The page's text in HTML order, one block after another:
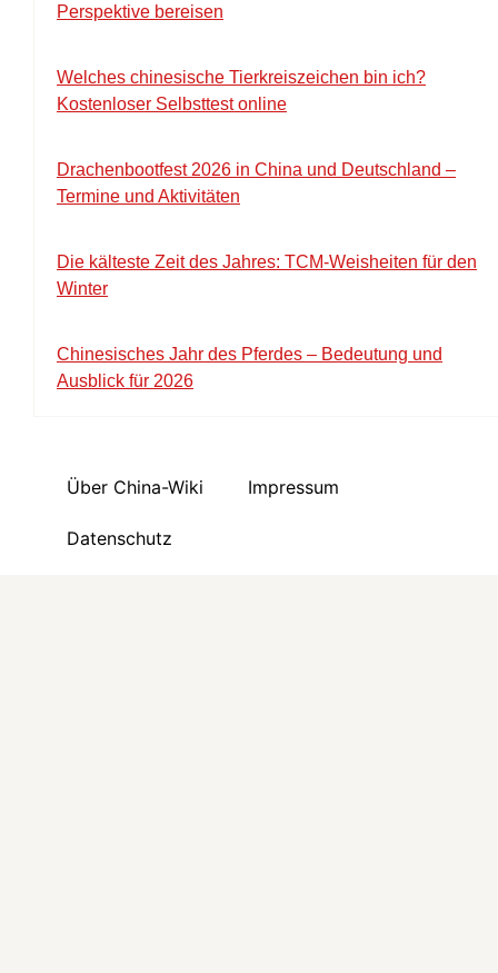
Perspektive bereisen
Welches chinesische Tierkreiszeichen bin ich?
Kostenloser Selbsttest online
Drachenbootfest 2026 in China und Deutschland –
Termine und Aktivitäten
Die kälteste Zeit des Jahres: TCM-Weisheiten für den
Winter
Chinesisches Jahr des Pferdes – Bedeutung und
Ausblick für 2026
Über China-Wiki Impressum
Datenschutz